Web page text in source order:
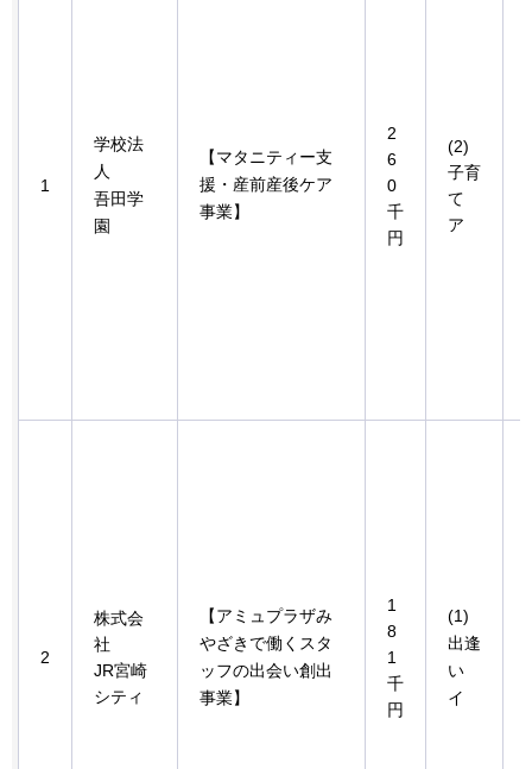
1
学校法
人
吾田学
園
【マタニティー支
援・産前産後ケア
事業】
2
6
0
千
円
(2)
子育
て
ア
2
株式会
社
JR宮崎
シティ
【アミュプラザみ
やざきで働くスタ
ッフの出会い創出
事業】
1
8
1
千
円
(1)
出逢
い
イ